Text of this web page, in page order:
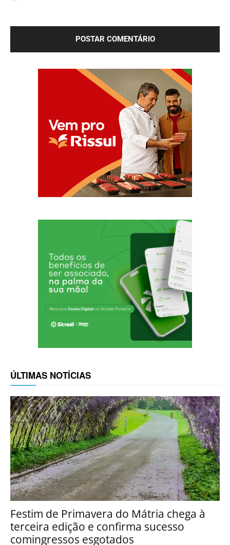
ÚLTIMAS NOTÍCIAS
Festim de Primavera do Mátria chega à
terceira edição e confirma sucesso
comingressos esgotados